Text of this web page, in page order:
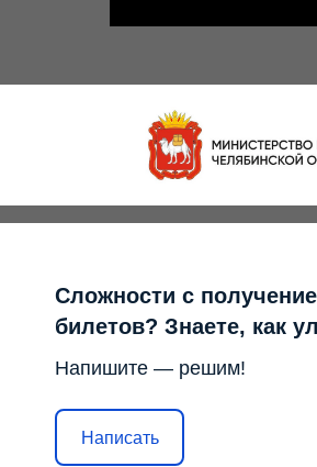
Сложности с
билетов? Знаете, как
Напишите — решим!
Написать